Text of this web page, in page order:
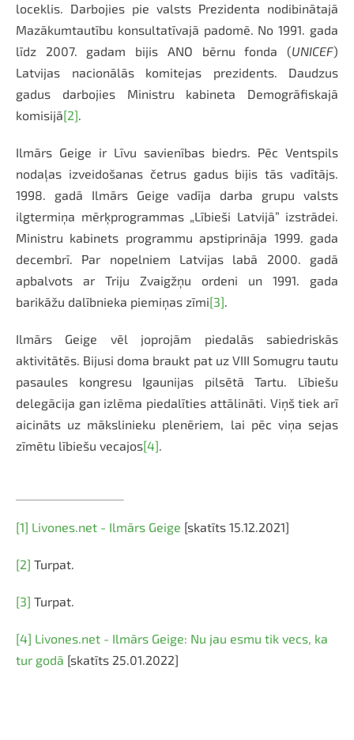
loceklis. Darbojies pie valsts Prezidenta nodibinātajā
Mazākumtautību konsultatīvajā padomē. No 1991. gada
līdz 2007. gadam bijis ANO bērnu fonda (UNICEF)
Latvijas nacionālās komitejas prezidents. Daudzus
gadus darbojies Ministru kabineta Demogrāfiskajā
komisijā[2].
Ilmārs Geige ir Līvu savienības biedrs. Pēc Ventspils
nodaļas izveidošanas četrus gadus bijis tās vadītājs.
1998. gadā Ilmārs Geige vadīja darba grupu valsts
ilgtermiņa mērķprogrammas „Lībieši Latvijā” izstrādei.
Ministru kabinets programmu apstiprināja 1999. gada
decembrī. Par nopelniem Latvijas labā 2000. gadā
apbalvots ar Triju Zvaigžņu ordeni un 1991. gada
barikāžu dalībnieka piemiņas zīmi[3].
Ilmārs Geige vēl joprojām piedalās sabiedriskās
aktivitātēs. Bijusi doma braukt pat uz VIII Somugru tautu
pasaules kongresu Igaunijas pilsētā Tartu. Lībiešu
delegācija gan izlēma piedalīties attālināti. Viņš tiek arī
aicināts uz mākslinieku plenēriem, lai pēc viņa sejas
zīmētu lībiešu vecajos[4].
[1] Livones.net - Ilmārs Geige [skatīts 15.12.2021]
[2] Turpat.
[3] Turpat.
[4] Livones.net - Ilmārs Geige: Nu jau esmu tik vecs, ka
tur godā [skatīts 25.01.2022]